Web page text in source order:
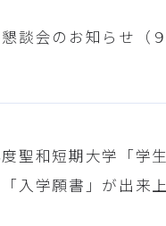
談会のお知らせ（９
聖和短期大学「学生
入学願書」が出来上